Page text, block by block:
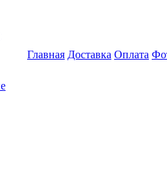
Главная Доставка Оплата